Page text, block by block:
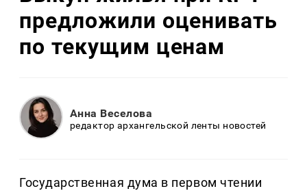
предложили оценивать
по текущим ценам
Анна Веселова
редактор архангельской ленты новостей
Государственная дума в первом чтении